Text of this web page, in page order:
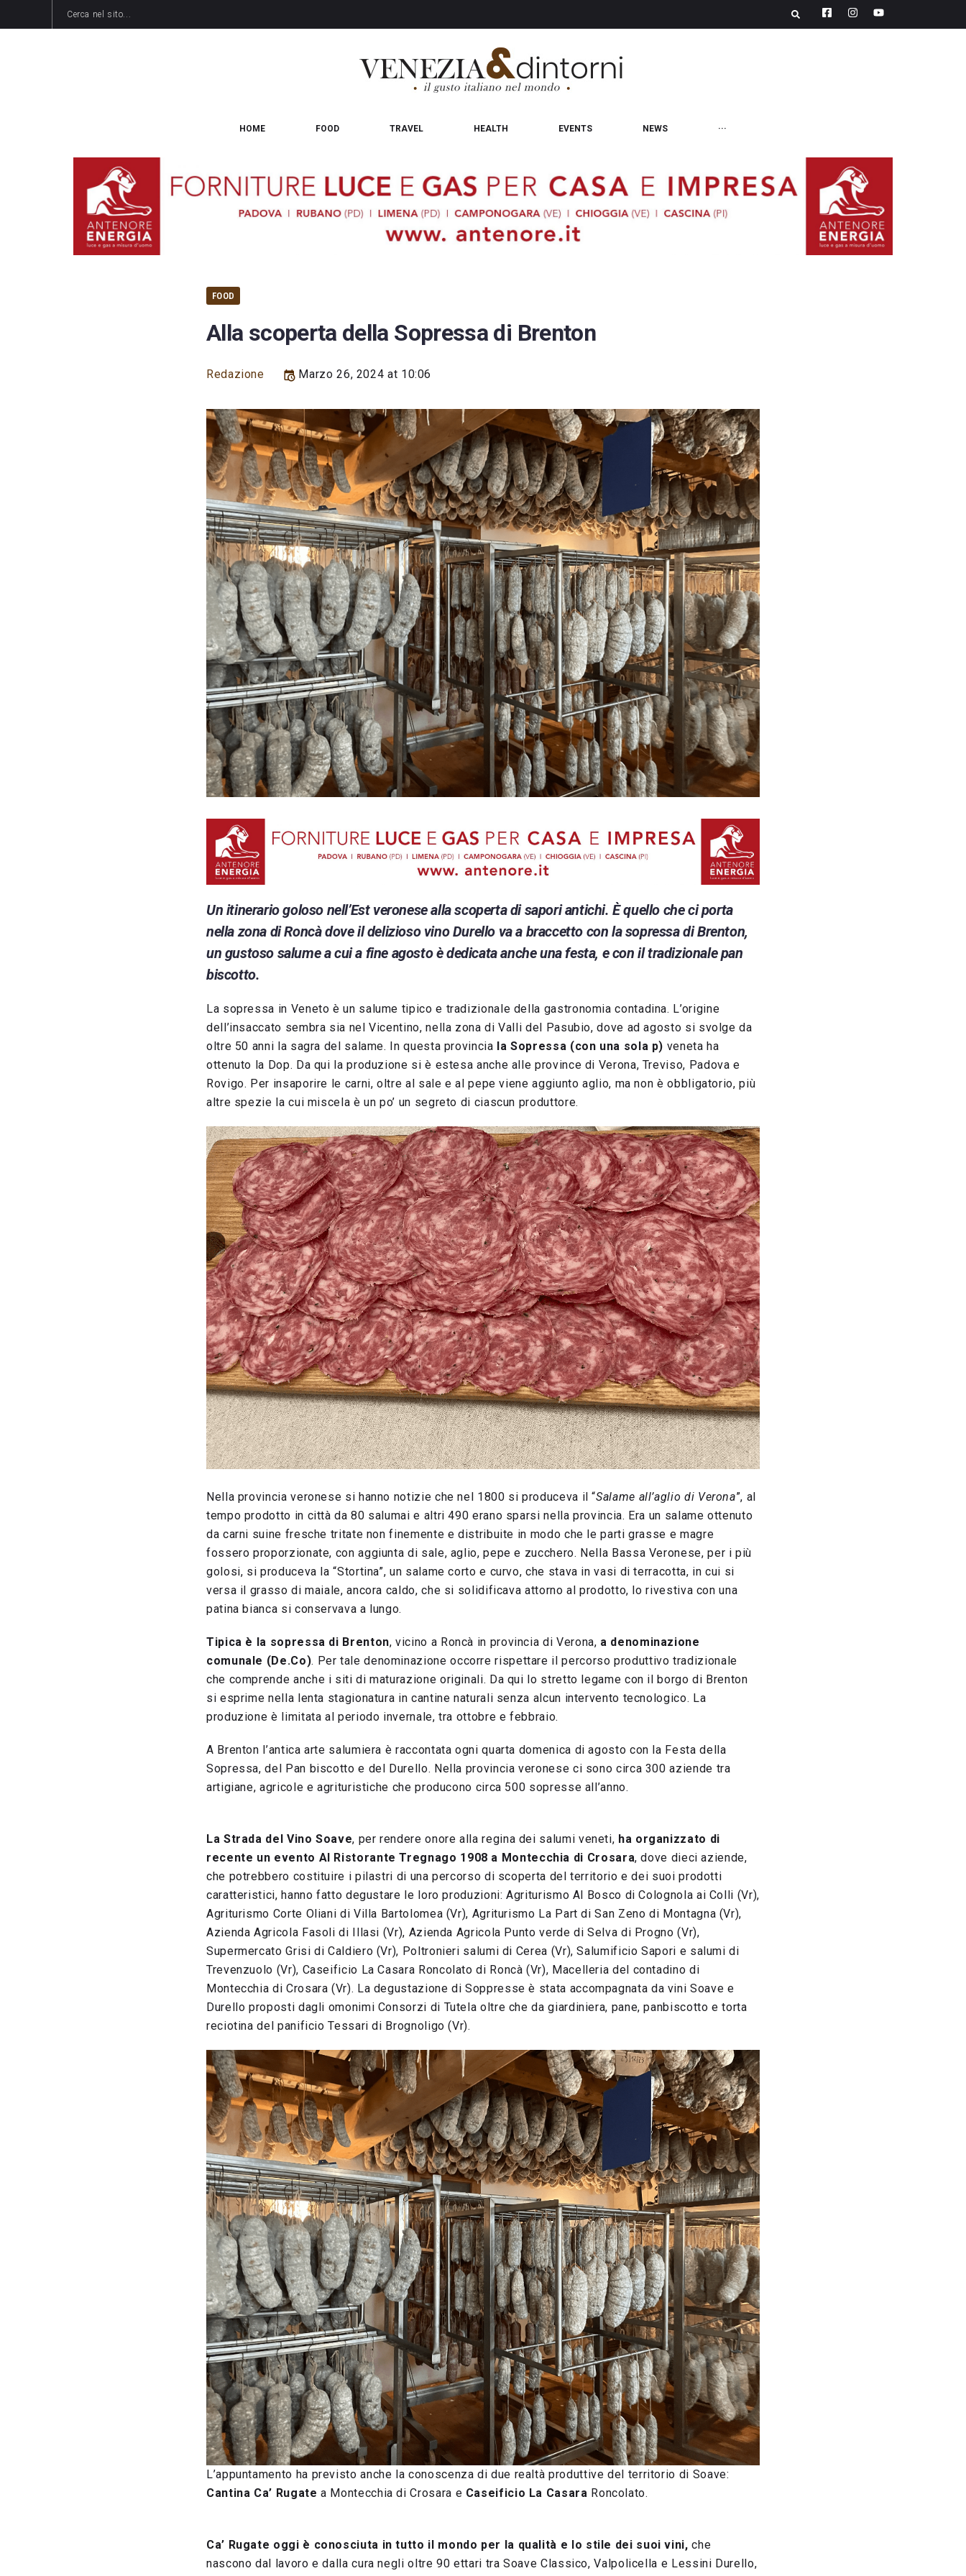
HOME FOOD TRAVEL HEALTH EVENTS NEWS ···
FOOD
Alla scoperta della Sopressa di Brenton
Redazione Marzo 26, 2024 at 10:06
Un itinerario goloso nell’Est veronese alla scoperta di sapori antichi. È quello che ci porta
nella zona di Roncà dove il delizioso vino Durello va a braccetto con la sopressa di Brenton,
un gustoso salume a cui a fine agosto è dedicata anche una festa, e con il tradizionale pan
biscotto.
La sopressa in Veneto è un salume tipico e tradizionale della gastronomia contadina. L’origine
dell’insaccato sembra sia nel Vicentino, nella zona di Valli del Pasubio, dove ad agosto si svolge da
oltre 50 anni la sagra del salame. In questa provincia la Sopressa (con una sola p) veneta ha
ottenuto la Dop. Da qui la produzione si è estesa anche alle province di Verona, Treviso, Padova e
Rovigo. Per insaporire le carni, oltre al sale e al pepe viene aggiunto aglio, ma non è obbligatorio, più
altre spezie la cui miscela è un po’ un segreto di ciascun produttore.
Nella provincia veronese si hanno notizie che nel 1800 si produceva il “Salame all’aglio di Verona”, al
tempo prodotto in città da 80 salumai e altri 490 erano sparsi nella provincia. Era un salame ottenuto
da carni suine fresche tritate non finemente e distribuite in modo che le parti grasse e magre
fossero proporzionate, con aggiunta di sale, aglio, pepe e zucchero. Nella Bassa Veronese, per i più
golosi, si produceva la “Stortina”, un salame corto e curvo, che stava in vasi di terracotta, in cui si
versa il grasso di maiale, ancora caldo, che si solidificava attorno al prodotto, lo rivestiva con una
patina bianca si conservava a lungo.
Tipica è la sopressa di Brenton, vicino a Roncà in provincia di Verona, a denominazione
comunale (De.Co). Per tale denominazione occorre rispettare il percorso produttivo tradizionale
che comprende anche i siti di maturazione originali. Da qui lo stretto legame con il borgo di Brenton
si esprime nella lenta stagionatura in cantine naturali senza alcun intervento tecnologico. La
produzione è limitata al periodo invernale, tra ottobre e febbraio.
A Brenton l’antica arte salumiera è raccontata ogni quarta domenica di agosto con la Festa della
Sopressa, del Pan biscotto e del Durello. Nella provincia veronese ci sono circa 300 aziende tra
artigiane, agricole e agrituristiche che producono circa 500 sopresse all’anno.
La Strada del Vino Soave, per rendere onore alla regina dei salumi veneti, ha organizzato di
recente un evento Al Ristorante Tregnago 1908 a Montecchia di Crosara, dove dieci aziende,
che potrebbero costituire i pilastri di una percorso di scoperta del territorio e dei suoi prodotti
caratteristici, hanno fatto degustare le loro produzioni: Agriturismo Al Bosco di Colognola ai Colli (Vr),
Agriturismo Corte Oliani di Villa Bartolomea (Vr), Agriturismo La Part di San Zeno di Montagna (Vr),
Azienda Agricola Fasoli di Illasi (Vr), Azienda Agricola Punto verde di Selva di Progno (Vr),
Supermercato Grisi di Caldiero (Vr), Poltronieri salumi di Cerea (Vr), Salumificio Sapori e salumi di
Trevenzuolo (Vr), Caseificio La Casara Roncolato di Roncà (Vr), Macelleria del contadino di
Montecchia di Crosara (Vr). La degustazione di Soppresse è stata accompagnata da vini Soave e
Durello proposti dagli omonimi Consorzi di Tutela oltre che da giardiniera, pane, panbiscotto e torta
reciotina del panificio Tessari di Brognoligo (Vr).
L’appuntamento ha previsto anche la conoscenza di due realtà produttive del territorio di Soave:
Cantina Ca’ Rugate a Montecchia di Crosara e Caseificio La Casara Roncolato.
Ca’ Rugate oggi è conosciuta in tutto il mondo per la qualità e lo stile dei suoi vini, che
nascono dal lavoro e dalla cura negli oltre 90 ettari tra Soave Classico, Valpolicella e Lessini Durello,